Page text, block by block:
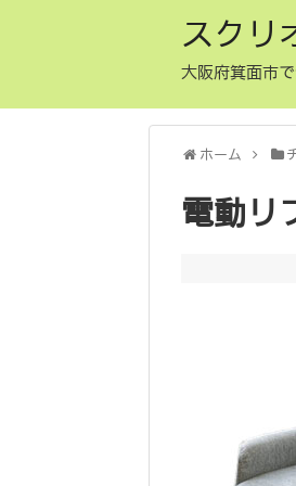
スクリ
大阪府箕面市
ホーム
電動リ